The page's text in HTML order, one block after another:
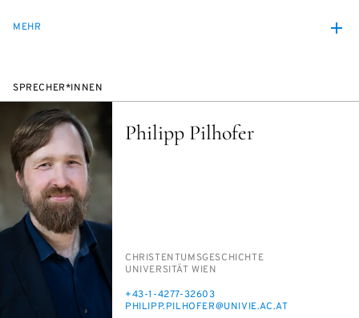
MEHR
SPRECHER*INNEN
Philipp Pilhofer
PERSON_RESEARCH_SUBJECT
CHRIS­TEN­TUMS­GE­SCHICH­TE
INSTITUTION
UNI­VER­SI­TÄT WIEN
TELEFON
+43-1-4277-32603
E-
PHIL­IPP.PIL­HO­FER@UNI­VIE.AC.AT